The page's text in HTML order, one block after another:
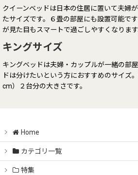
クイーンベッドは日本の住居に置いて夫婦
たサイズです。６畳の部屋にも設置可能で
が見た目もスマートで過ごしやすくなります
キングサイズ
キングベッドは夫婦・カップルが一緒の部
ドは分けたいという方におすすめのサイズ
cm）２台分の大きさです。
Home
カテゴリ一覧
特集